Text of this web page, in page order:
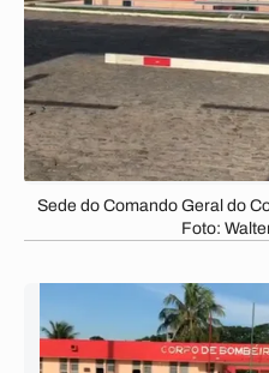
Sede do Comando Geral do
Foto: